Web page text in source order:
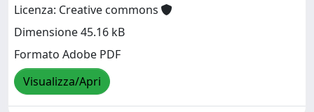
Licenza: Creative commons
Dimensione 45.16 kB
Formato Adobe PDF
Visualizza/Apri